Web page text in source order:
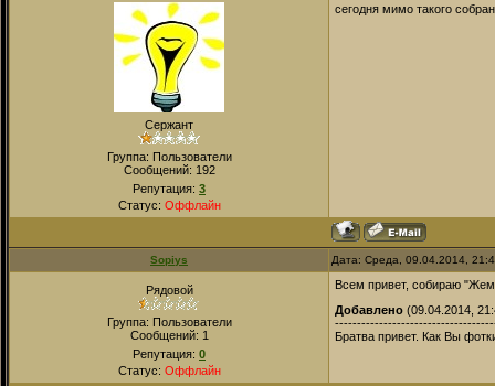
Сержант
Группа: Пользователи
Сообщений: 192
Репутация: 3
Статус: Оффлайн
сегодня мимо такого
Sopiys Дата: Среда, 09.04.2014,
Рядовой
Группа: Пользователи
Сообщений: 1
Репутация: 0
Статус: Оффлайн
Всем привет, собираю
Добавлено (09.04.2014,
Братва привет. Как Вы